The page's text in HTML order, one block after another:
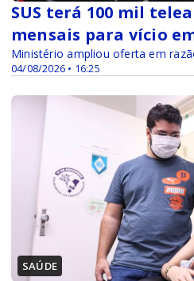
04/08/2026 • 16:25
SUS terá 100 mil
mensais para vício
Ministério ampliou oferta em
SAÚDE